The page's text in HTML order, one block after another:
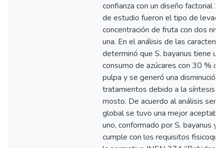
confianza con un diseño factorial
de estudio fueron el tipo de
concentración de fruta con dos
una. En el análisis de las
determinó que S. bayanus tiene
consumo de azúcares con 30 %
pulpa y se generó una
tratamientos debido a la síntesis
mosto. De acuerdo al análisis
global se tuvo una mejor
uno, conformado por S. bayanus
cumple con los requisitos